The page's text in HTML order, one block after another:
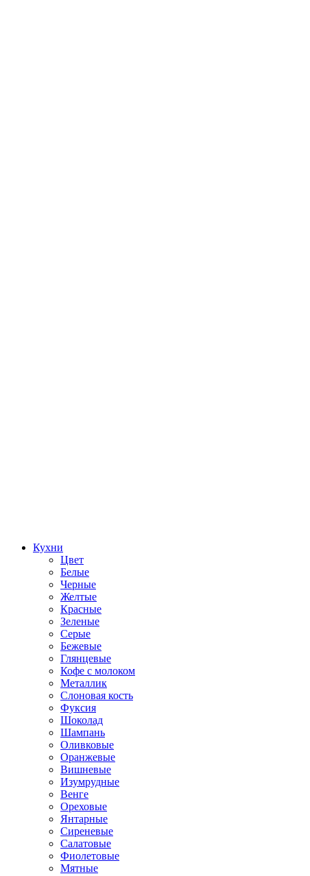
Кухни
Цвет
Белые
Черные
Желтые
Красные
Зеленые
Серые
Бежевые
Глянцевые
Кофе с молоком
Металлик
Слоновая кость
Фуксия
Шоколад
Шампань
Оливковые
Оранжевые
Вишневые
Изумрудные
Венге
Ореховые
Янтарные
Сиреневые
Салатовые
Фиолетовые
Мятные